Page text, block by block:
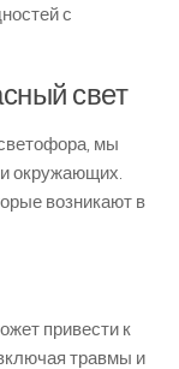
с
свет
мы
и окружающих.
возникают в
привести к
травмы и